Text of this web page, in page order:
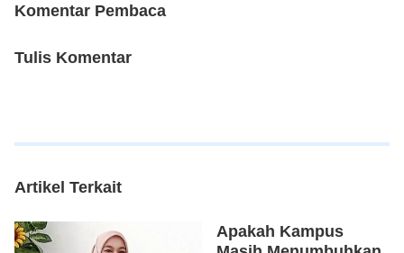
Komentar Pembaca
Tulis Komentar
Artikel Terkait
Apakah Kampus